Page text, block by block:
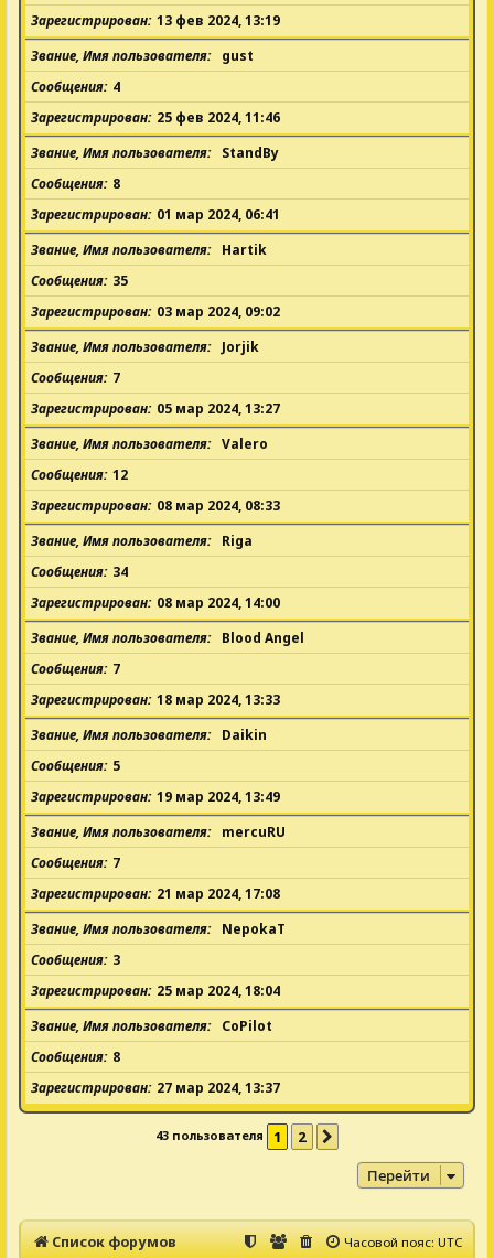
Зарегистрирован 13 фев 2024, 13:19
Звание, Имя пользователя
gust
Сообщения 4
Зарегистрирован 25 фев 2024, 11:46
Звание, Имя пользователя
StandBy
Сообщения 8
Зарегистрирован 01 мар 2024, 06:41
Звание, Имя пользователя
Hartik
Сообщения 35
Зарегистрирован 03 мар 2024, 09:02
Звание, Имя пользователя
Jorjik
Сообщения 7
Зарегистрирован 05 мар 2024, 13:27
Звание, Имя пользователя
Valero
Сообщения 12
Зарегистрирован 08 мар 2024, 08:33
Звание, Имя пользователя
Riga
Сообщения 34
Зарегистрирован 08 мар 2024, 14:00
Звание, Имя пользователя
Blood Angel
Сообщения 7
Зарегистрирован 18 мар 2024, 13:33
Звание, Имя пользователя
Daikin
Сообщения 5
Зарегистрирован 19 мар 2024, 13:49
Звание, Имя пользователя
mercuRU
Сообщения 7
Зарегистрирован 21 мар 2024, 17:08
Звание, Имя пользователя
NepokaT
Сообщения 3
Зарегистрирован 25 мар 2024, 18:04
Звание, Имя пользователя
CoPilot
Сообщения 8
Зарегистрирован 27 мар 2024, 13:37
43 пользователя 1 2
Перейти
Список форумов Часовой пояс:UTC